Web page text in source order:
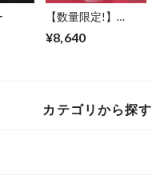
【数量限定!】
キシ丈 スペード星
¥8,640
カテゴリから探す